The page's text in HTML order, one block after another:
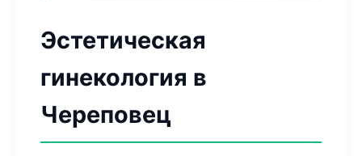
Эстетическая
гинекология в
Череповец